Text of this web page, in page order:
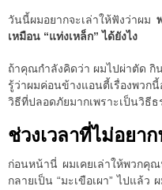
วันนี้ผมอยากจะเล่าให้ฟังว่าผม
เหมือน “แท่งเหล็ก” ได้ยังไง
ถ้าคุณกำลังคิดว่า ผมไปผ่าตัด
รู้ว่าผมค่อนข้างแอนตี้เรื่องพว
วิธีที่ปลอดภัยมากเพราะเป็นวิธี
ช่วงเวลาที่ไม่อยา
ก่อนหน้านี่ ผมเคยเล่าให้พวกคุ
กลายเป็น “มะเขือเผา” ไปแล้ว